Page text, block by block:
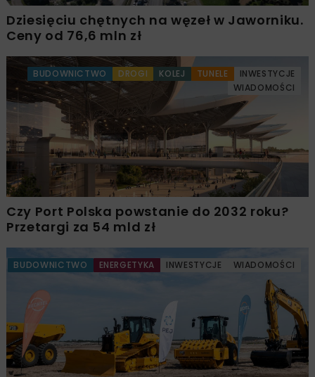
Dziesięciu chętnych na węzeł w Jaworniku.
Ceny od 76,6 mln zł
BUDOWNICTWO DROGI KOLEJ TUNELE
INWESTYCJE
WIADOMOŚCI
Czy Port Polska powstanie do 2032 roku?
Przetargi za 54 mld zł
BUDOWNICTWO ENERGETYKA INWESTYCJE WIADOMOŚCI